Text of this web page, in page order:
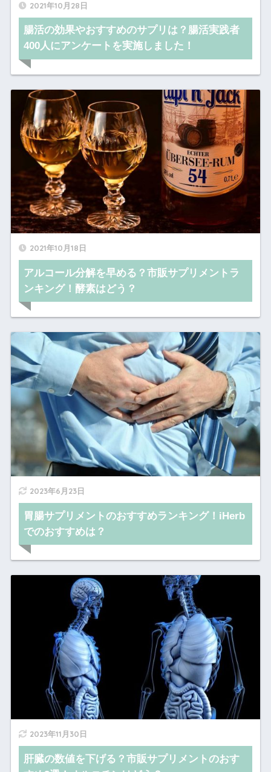
2021年10月28日
腸活の効果やおすすめのサプリは？腸活実践者
400人にアンケートを実施しました！
2021年10月18日
アルコール分解を早める？市販サプリメントラ
ンキング！酵素はどう？
2023年6月23日
胃腸サプリメントのおすすめランキング！iHerb
でのおすすめは？
2023年11月30日
肝臓の数値を下げる？市販サプリメントのおす